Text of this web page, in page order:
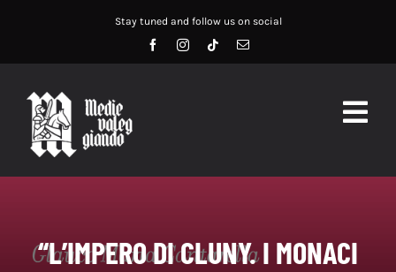
contenuto
Stay tuned and follow us on social
HOME
“L’IMPERO DI CLUNY. I MONACI